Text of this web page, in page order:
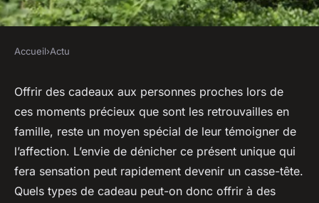
Quel cadeau pour des
retrouvailles en famille ?
sébastien• 22 septembre 2023•2 min de lecture
Accueil›Actu
Offrir des cadeaux aux personnes proches lors de
ces moments précieux que sont les retrouvailles en
famille, reste un moyen spécial de leur témoigner de
l’affection. L’envie de dénicher ce présent unique qui
fera sensation peut rapidement devenir un casse-tête.
Quels types de cadeau peut-on donc offrir à des